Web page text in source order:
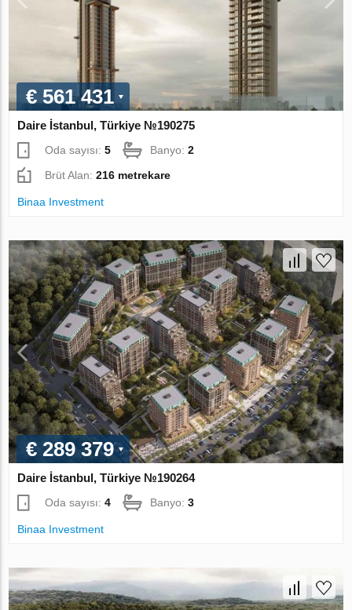
€ 561 431
Daire İstanbul, Türkiye №190275
Oda sayısı:5 Banyo:2
Brüt Alan:216 metrekare
Binaa Investment
€ 289 379
Daire İstanbul, Türkiye №190264
Oda sayısı:4 Banyo:3
Binaa Investment